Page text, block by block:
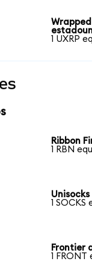
Wrapped
1 UXRP
Ribbon
1 RBN
Unisocks
1 SOCKS
Frontier
1 FRONT